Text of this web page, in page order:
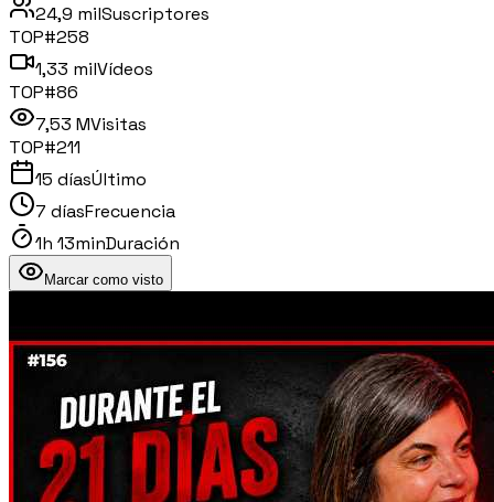
24,9 milSuscriptores
TOP#258
1,33 milVídeos
TOP#86
7,53 MVisitas
TOP#211
15 díasÚltimo
7 díasFrecuencia
1h 13minDuración
Marcar como visto